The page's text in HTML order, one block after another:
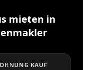
mieten in
KAUF